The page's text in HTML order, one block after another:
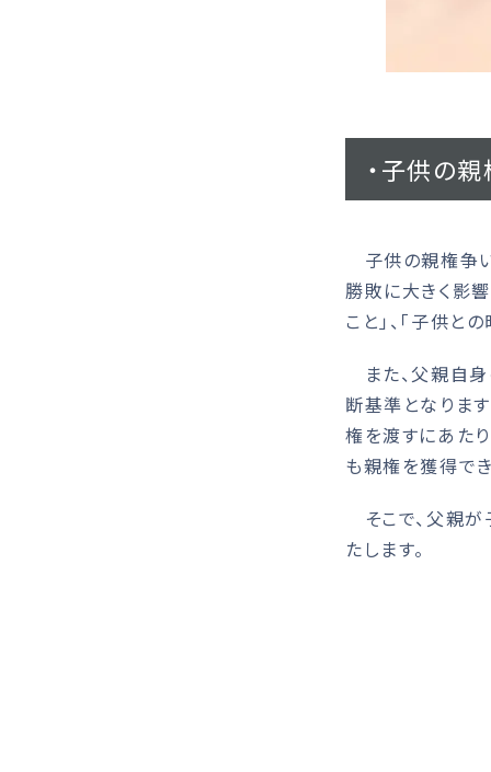
・子供の
子供の親権争い
勝敗に大きく影
こと」、「子供
また、父親自
断基準となりま
権を渡すにあた
も親権を獲得で
そこで、父親
たします。